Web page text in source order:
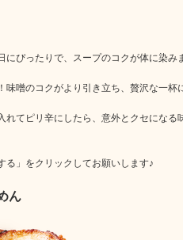
ぴったりで、スープのコクが体に染み
噌のコクがより引き立ち、贅沢な一杯
てピリ辛にしたら、意外とクセになる
る」をクリックしてお願いします♪
ん